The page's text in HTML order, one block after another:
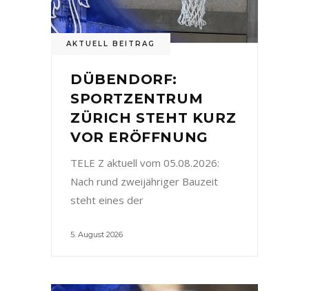
AKTUELL BEITRAG
DÜBENDORF:
SPORTZENTRUM
ZÜRICH STEHT KURZ
VOR ERÖFFNUNG
TELE Z aktuell vom 05.08.2026:
Nach rund zweijähriger Bauzeit
steht eines der
5. August 2026